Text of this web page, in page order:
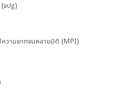
(จปฐ)
วามยากจนหลายมิติ (MPI)